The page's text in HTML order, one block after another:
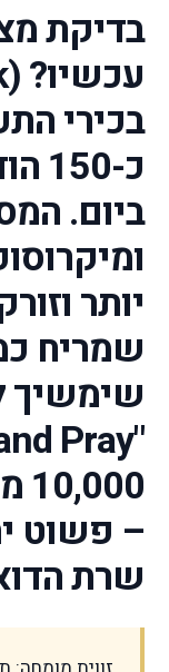
בדיקת
בכירי
כ-
ביום.
יותר
שמריח
שימשיך
– פשוט
שרת